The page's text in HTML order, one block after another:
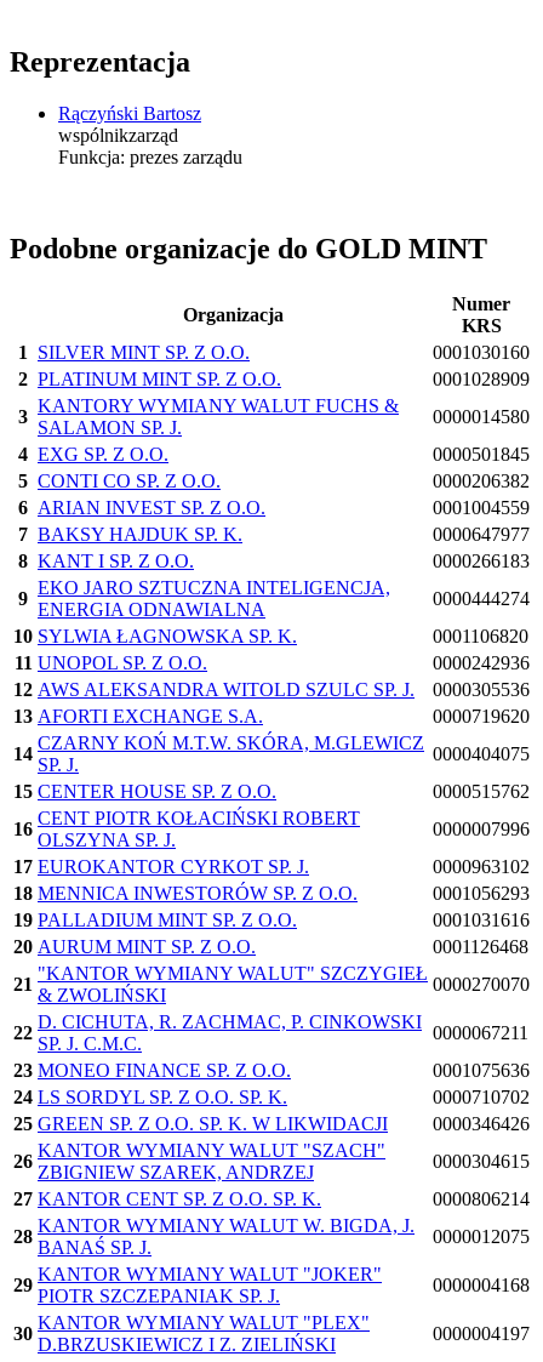
Reprezentacja
Rączyński Bartosz
wspólnikzarząd
Funkcja: prezes zarządu
Podobne organizacje do GOLD MINT
Organizacja
Numer
KRS
1
SILVER MINT SP. Z O.O.
0001030160
2 PLATINUM MINT SP. Z O.O.
0001028909
3
KANTORY WYMIANY WALUT FUCHS &
SALAMON SP. J.
0000014580
4 EXG SP. Z O.O.
0000501845
5 CONTI CO SP. Z O.O.
0000206382
6 ARIAN INVEST SP. Z O.O.
0001004559
7 BAKSY HAJDUK SP. K.
0000647977
8 KANT I SP. Z O.O.
0000266183
9
EKO JARO SZTUCZNA INTELIGENCJA,
ENERGIA ODNAWIALNA
0000444274
10 SYLWIA ŁAGNOWSKA SP. K.
0001106820
11 UNOPOL SP. Z O.O.
0000242936
12 AWS ALEKSANDRA WITOLD SZULC SP. J.
0000305536
13 AFORTI EXCHANGE S.A.
0000719620
14
CZARNY KOŃ M.T.W. SKÓRA, M.GLEWICZ
SP. J.
0000404075
15 CENTER HOUSE SP. Z O.O.
0000515762
16
CENT PIOTR KOŁACIŃSKI ROBERT
OLSZYNA SP. J.
0000007996
17 EUROKANTOR CYRKOT SP. J.
0000963102
18 MENNICA INWESTORÓW SP. Z O.O.
0001056293
19 PALLADIUM MINT SP. Z O.O.
0001031616
20 AURUM MINT SP. Z O.O.
0001126468
21
"KANTOR WYMIANY WALUT" SZCZYGIEŁ
& ZWOLIŃSKI
0000270070
22
D. CICHUTA, R. ZACHMAC, P. CINKOWSKI
SP. J. C.M.C.
0000067211
23 MONEO FINANCE SP. Z O.O.
0001075636
24 LS SORDYL SP. Z O.O. SP. K.
0000710702
25 GREEN SP. Z O.O. SP. K. W LIKWIDACJI
0000346426
26
KANTOR WYMIANY WALUT "SZACH"
ZBIGNIEW SZAREK, ANDRZEJ
0000304615
27 KANTOR CENT SP. Z O.O. SP. K.
0000806214
28
KANTOR WYMIANY WALUT W. BIGDA, J.
BANAŚ SP. J.
0000012075
29
KANTOR WYMIANY WALUT "JOKER"
PIOTR SZCZEPANIAK SP. J.
0000004168
30
KANTOR WYMIANY WALUT "PLEX"
D.BRZUSKIEWICZ I Z. ZIELIŃSKI
0000004197